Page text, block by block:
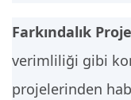
Farkındalık
verimliliği gibi
projelerinden